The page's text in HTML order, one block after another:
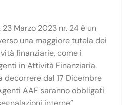
Marzo 2023 nr. 24 è un
una maggiore tutela dei
finanziarie, come i
in Attività Finanziaria.
decorrere dal 17 Dicembre
AAF saranno obbligati